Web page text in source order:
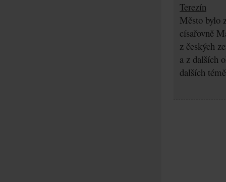
Terezín
Město bylo
císařovně
z českých
a z dalších
dalších